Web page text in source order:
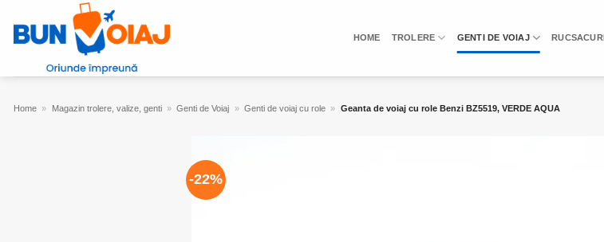
content
HOME TROLERE GENTI DE VOIAJ RUCSACURI
Home » Magazin trolere, valize, genti » Genti de Voiaj » Genti de voiaj cu role » Geanta de voiaj cu role Benzi BZ5519, VERDE AQUA
-22%